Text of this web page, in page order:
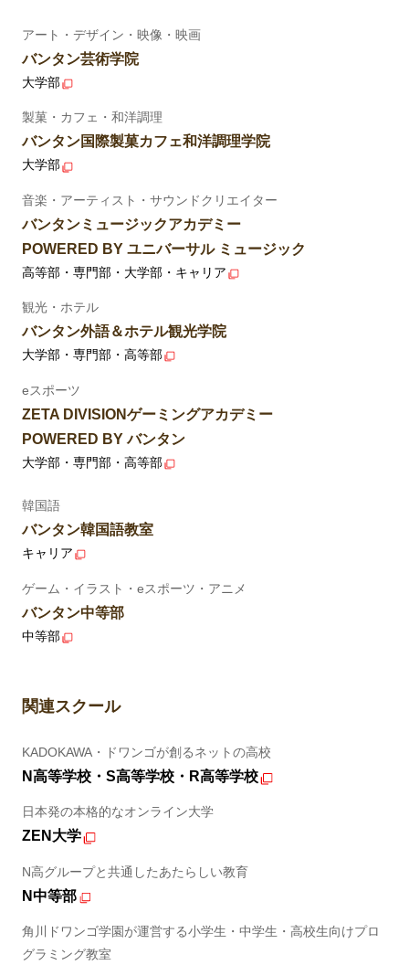
アート・デザイン・映像・映画
バンタン芸術学院
大学部
製菓・カフェ・和洋調理
バンタン国際製菓カフェ和洋調理学院
大学部
音楽・アーティスト・サウンドクリエイター
バンタンミュージックアカデミー
POWERED BY ユニバーサル ミュージック
高等部・専門部・大学部・キャリア
観光・ホテル
バンタン外語＆ホテル観光学院
大学部・専門部・高等部
eスポーツ
ZETA DIVISIONゲーミングアカデミー
POWERED BY バンタン
大学部・専門部・高等部
韓国語
バンタン韓国語教室
キャリア
ゲーム・イラスト・eスポーツ・アニメ
バンタン中等部
中等部
関連スクール
KADOKAWA・ドワンゴが創るネットの高校
N高等学校・S高等学校・R高等学校
日本発の本格的なオンライン大学
ZEN大学
N高グループと共通したあたらしい教育
N中等部
角川ドワンゴ学園が運営する小学生・中学生・高校生向けプロ
グラミング教室